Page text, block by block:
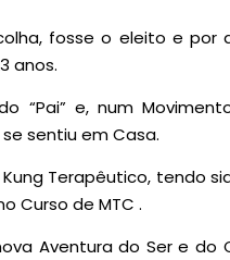
fosse o eleito e por
anos.
“Pai” e, num
sentiu em Casa.
Terapêutico, tendo
Curso de MTC .
Aventura do Ser e do